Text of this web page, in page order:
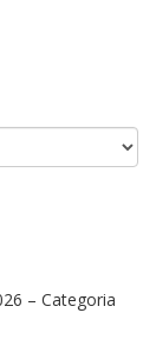
– Categoria